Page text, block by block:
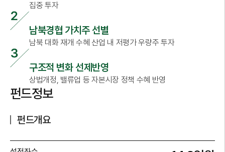
집중 투자
남북경협 가치주 선별
남북 대화 재개 수혜 산업 내 저평가 우량주 투자
구조적 변화 선제반영
상법개정, 밸류업 등 자본시장 정책 수혜 반영
펀드정보
펀드개요